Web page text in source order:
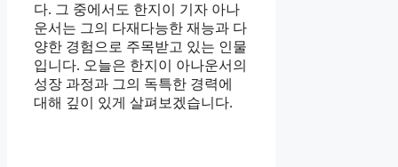
다. 그 중에서도 한지이 기자 아나
운서는 그의 다재다능한 재능과 다
양한 경험으로 주목받고 있는 인물
입니다. 오늘은 한지이 아나운서의
성장 과정과 그의 독특한 경력에
대해 깊이 있게 살펴보겠습니다.